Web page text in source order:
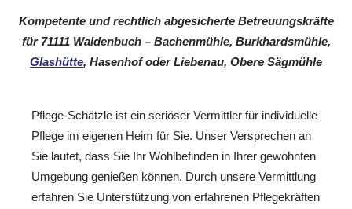
Kompetente und rechtlich abgesicherte Betreuungskräfte
für 71111 Waldenbuch – Bachenmühle, Burkhardsmühle,
Glashütte, Hasenhof oder Liebenau, Obere Sägmühle
Pflege-Schätzle ist ein seriöser Vermittler für individuelle
Pflege im eigenen Heim für Sie. Unser Versprechen an
Sie lautet, dass Sie Ihr Wohlbefinden in Ihrer gewohnten
Umgebung genießen können. Durch unsere Vermittlung
erfahren Sie Unterstützung von erfahrenen Pflegekräften